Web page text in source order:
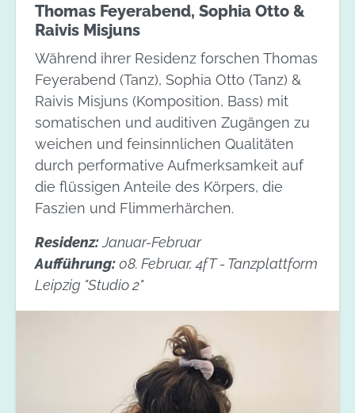
Thomas Feyerabend, Sophia Otto &
Raivis Misjuns
Während ihrer Residenz forschen Thomas
Feyerabend (Tanz), Sophia Otto (Tanz) &
Raivis Misjuns (Komposition, Bass) mit
somatischen und auditiven Zugängen zu
weichen und feinsinnlichen Qualitäten
durch performative Aufmerksamkeit auf
die flüssigen Anteile des Körpers, die
Faszien und Flimmerhärchen.
Residenz:Januar-Februar
Aufführung:08. Februar, 4fT - Tanzplattform
Leipzig "Studio 2"